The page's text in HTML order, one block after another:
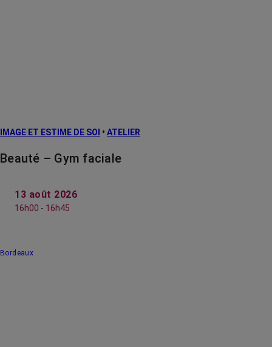
IMAGE ET ESTIME DE SOI • ATELIER
Beauté – Gym faciale
13 août 2026
16h00 - 16h45
Bordeaux